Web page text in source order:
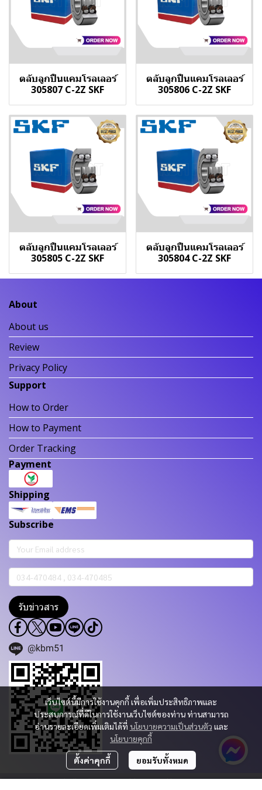
ตลับลูกปืนแคมโรลเลอร์
305807 C-2Z SKF
ตลับลูกปืนแคมโรลเลอร์
305806 C-2Z SKF
ตลับลูกปืนแคมโรลเลอร์
305805 C-2Z SKF
ตลับลูกปืนแคมโรลเลอร์
305804 C-2Z SKF
เว็บไซต์นี้มีการใช้งานคุกกี้ เพื่อเพิ่มประสิทธิภาพและ
ประสบการณ์ที่ดีในการใช้งานเว็บไซต์ของท่าน ท่านสามารถ
อ่านรายละเอียดเพิ่มเติมได้ที่ นโยบายความเป็นส่วนตัว และ
นโยบายคุกกี้
ตั้งค่าคุกกี้ ยอมรับทั้งหมด
About
About us
Review
Privacy Policy
Support
How to Order
How to Payment
Order Tracking
Payment
Shipping
Subscribe
รับข่าวสาร
@kbm51
Copyright 2023 | All Rights Reserved | Powered by KBM PART & TRADING